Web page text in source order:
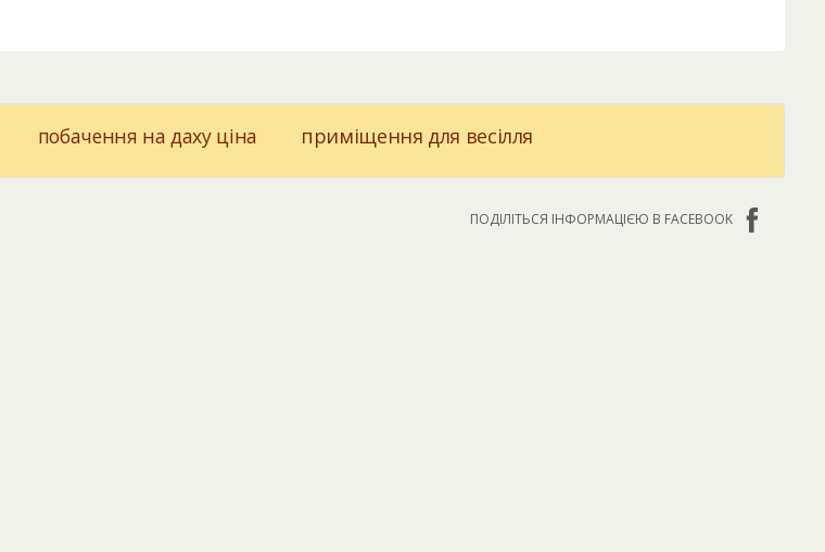
побачення на даху ціна приміщення для весілля
ПОДІЛІТЬСЯ ІНФОРМАЦІЄЮ В FACEBOOK